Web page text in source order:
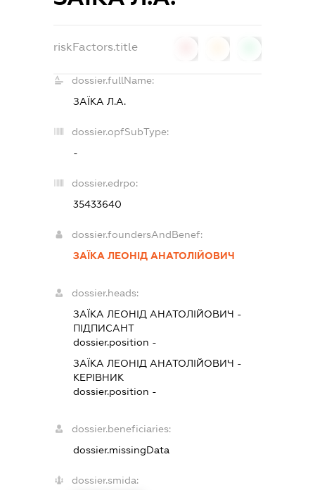
riskFactors.title
dossier.fullName:
ЗАЇКА Л.А.
dossier.opfSubType:
-
dossier.edrpo:
35433640
dossier.foundersAndBenef:
ЗАЇКА ЛЕОНІД АНАТОЛІЙОВИЧ
dossier.heads:
ЗАЇКА ЛЕОНІД АНАТОЛІЙОВИЧ -
ПІДПИСАНТ
dossier.position -
ЗАЇКА ЛЕОНІД АНАТОЛІЙОВИЧ -
КЕРІВНИК
dossier.position -
dossier.beneficiaries:
dossier.missingData
dossier.smida: